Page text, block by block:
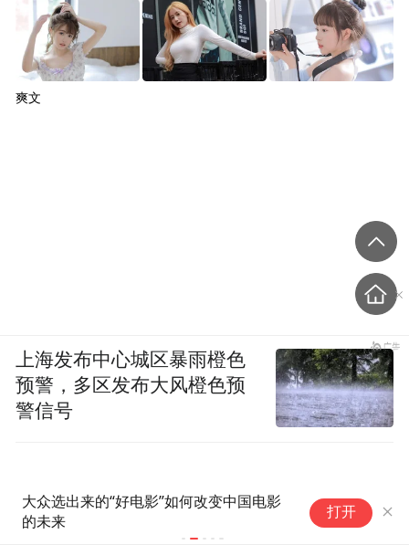
豆瓣电影Top1霸榜神作！《肖
打开
爽文
上海发布中心城区暴雨橙色
预警，多区发布大风橙色预
警信号